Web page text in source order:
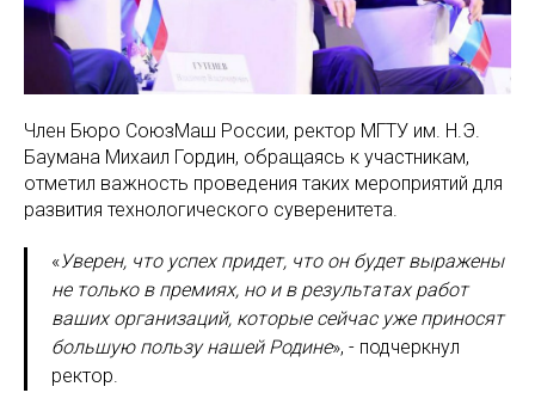
Член Бюро СоюзМаш России, ректор МГТУ им. Н.Э.
Баумана Михаил Гордин, обращаясь к участникам,
отметил важность проведения таких мероприятий для
развития технологического суверенитета.
«Уверен, что успех придет, что он будет выражены
не только в премиях, но и в результатах работ
ваших организаций, которые сейчас уже приносят
большую пользу нашей Родине», - подчеркнул
ректор.